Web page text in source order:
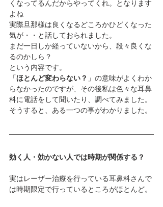
くなってるんだからやってくれ。となります
よね
実際旦那様は良くなるどころかひどくなった
気が・・と話しておられました。
まだ一日しか経っていないから、段々良くな
るのかしら？
という内容です。
「ほとんど変わらない？ 」の意味がよくわか
らなかったのですが、その後私は色々な耳鼻
科に電話をして聞いたり、調べてみました。
そうすると、ある一つの事がわかりました。
効く人・効かない人では時期が関係する？
実はレーザー治療を行っている耳鼻科さんで
は時期限定で行っているところがほとんど。